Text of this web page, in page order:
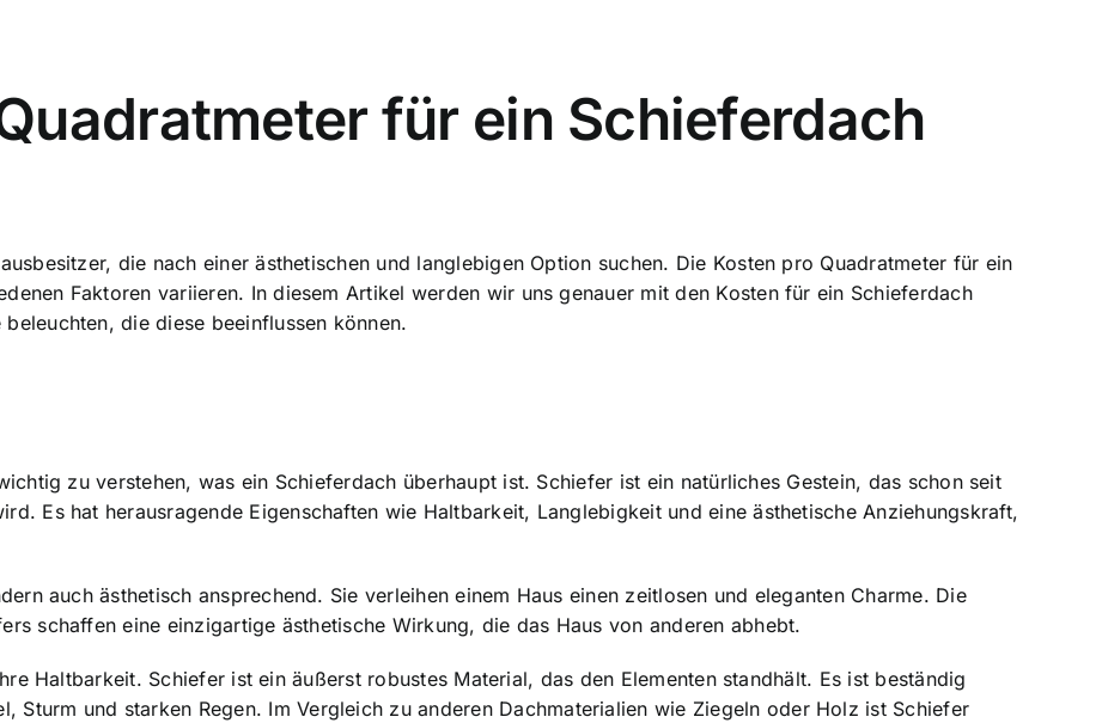
für ein Schieferdach
die nach einer ästhetischen und langlebigen Option suchen. Die Kosten pro Quadratmeter für ein
Faktoren variieren. In diesem Artikel werden wir uns genauer mit den Kosten für ein Schieferdach
die diese beeinflussen können.
zu verstehen, was ein Schieferdach überhaupt ist. Schiefer ist ein natürliches Gestein, das schon seit
Es hat herausragende Eigenschaften wie Haltbarkeit, Langlebigkeit und eine ästhetische Anziehungskraft,
auch ästhetisch ansprechend. Sie verleihen einem Haus einen zeitlosen und eleganten Charme. Die
schaffen eine einzigartige ästhetische Wirkung, die das Haus von anderen abhebt.
Haltbarkeit. Schiefer ist ein äußerst robustes Material, das den Elementen standhält. Es ist beständig
Sturm und starken Regen. Im Vergleich zu anderen Dachmaterialien wie Ziegeln oder Holz ist Schiefer